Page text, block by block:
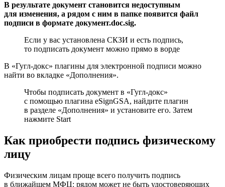
В результате документ становится недоступным
для изменения, а рядом с ним в папке появится файл
подписи в формате документ.doc.sig.
Если у вас установлена СКЗИ и есть подпись,
то подписать документ можно прямо в ворде
В «Гугл-докс» плагины для электронной подписи можно
найти во вкладке «Дополнения».
Чтобы подписать документ в «Гугл-докс»
с помощью плагина eSignGSA, найдите плагин
в разделе «Дополнения» и установите его. Затем
нажмите Start
Как приобрести подпись физическому
лицу
Физическим лицам проще всего получить подпись
в ближайшем МФЦ: рядом может не быть удостоверяющих